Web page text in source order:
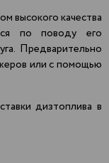
высокого качества
по поводу его
Предварительно
или с помощью
дизтоплива в